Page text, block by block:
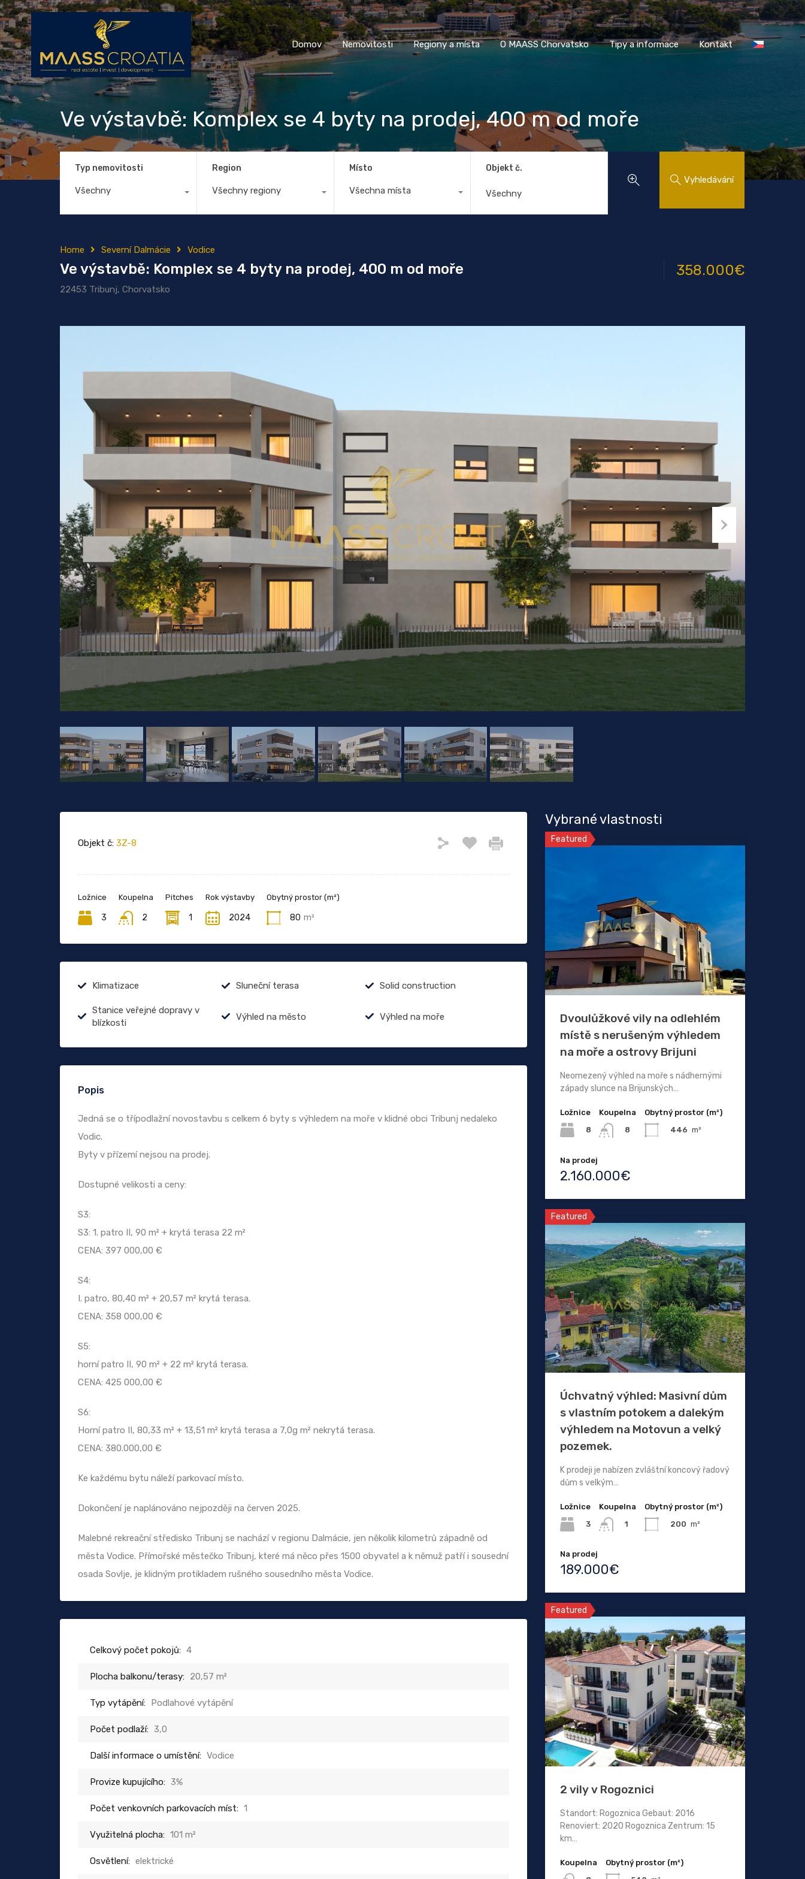
Domov Nemovitosti Regiony a místa O MAASS Chorvatsko Tipy a informace Kontakt
Domov Nemovitosti Regiony a místa O MAASS Chorvatsko Tipy a informace Kontakt
Ve výstavbě: Komplex se 4 byty na prodej, 400 m od moře
Typ nemovitosti
Všechny
Region
Všechny regiony
Místo
Všechna místa
Objekt č.
Vyhledávání
Home Severní Dalmácie Vodice
Ve výstavbě: Komplex se 4 byty na prodej, 400 m od moře
22453 Tribunj, Chorvatsko
358.000€
Objekt č: 3Z-8
Ložnice
3
Koupelna
2
Pitches
1
Rok výstavby
2024
Obytný prostor (m²)
80 m²
Klimatizace Sluneční terasa Solid construction
Stanice veřejné dopravy v
blízkosti
Výhled na město Výhled na moře
Popis
Jedná se o třípodlažní novostavbu s celkem 6 byty s výhledem na moře v klidné obci Tribunj nedaleko
Vodic.
Byty v přízemí nejsou na prodej.
Dostupné velikosti a ceny:
S3:
S3: 1. patro II, 90 m² + krytá terasa 22 m²
CENA: 397 000,00 €
S4:
I. patro, 80,40 m² + 20,57 m² krytá terasa.
CENA: 358 000,00 €
S5:
horní patro II, 90 m² + 22 m² krytá terasa.
CENA: 425 000,00 €
S6:
Horní patro II, 80,33 m² + 13,51 m² krytá terasa a 7,0g m² nekrytá terasa.
CENA: 380.000,00 €
Ke každému bytu náleží parkovací místo.
Dokončení je naplánováno nejpozději na červen 2025.
Malebné rekreační středisko Tribunj se nachází v regionu Dalmácie, jen několik kilometrů západně od
města Vodice. Přímořské městečko Tribunj, které má něco přes 1500 obyvatel a k němuž patří i sousední
osada Sovlje, je klidným protikladem rušného sousedního města Vodice.
Celkový počet pokojů: 4
Plocha balkonu/terasy: 20,57 m²
Typ vytápění: Podlahové vytápění
Počet podlaží: 3,0
Další informace o umístění: Vodice
Provize kupujícího: 3%
Počet venkovních parkovacích míst: 1
Využitelná plocha: 101 m²
Osvětlení: elektrické
Vybrané vlastnosti
Featured
Dvoulůžkové vily na odlehlém
místě s nerušeným výhledem
na moře a ostrovy Brijuni
Neomezený výhled na moře s nádhernými
západy slunce na Brijunských…
Ložnice
8
Koupelna
8
Obytný prostor (m²)
446 m²
Na prodej
2.160.000€
Featured
Úchvatný výhled: Masivní dům
s vlastním potokem a dalekým
výhledem na Motovun a velký
pozemek.
K prodeji je nabízen zvláštní koncový řadový
dům s velkým…
Ložnice
3
Koupelna
1
Obytný prostor (m²)
200 m²
Na prodej
189.000€
Featured
2 vily v Rogoznici
Standort: Rogoznica Gebaut: 2016
Renoviert: 2020 Rogoznica Zentrum: 15
km…
Koupelna
Obytný prostor (m²)